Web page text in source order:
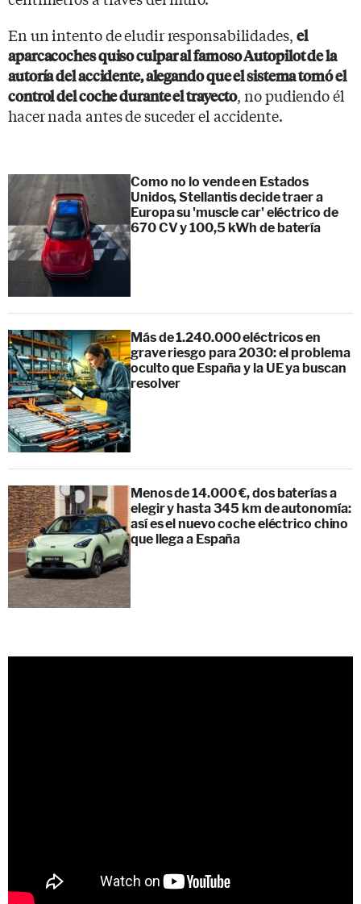
En un intento de eludir responsabilidades, el
aparcacoches quiso culpar al famoso Autopilot de la
autoría del accidente, alegando que el sistema tomó el
control del coche durante el trayecto, no pudiendo él
hacer nada antes de suceder el accidente.
Como no lo vende en Estados
Unidos, Stellantis decide traer a
Europa su 'muscle car' eléctrico de
670 CV y 100,5 kWh de batería
Más de 1.240.000 eléctricos en
grave riesgo para 2030: el problema
oculto que España y la UE ya buscan
resolver
Menos de 14.000 €, dos baterías a
elegir y hasta 345 km de autonomía:
así es el nuevo coche eléctrico chino
que llega a España